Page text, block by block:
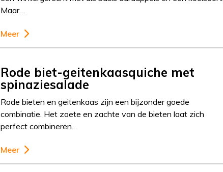
Maar…
Meer
Rode biet-geitenkaasquiche met
spinaziesalade
Rode bieten en geitenkaas zijn een bijzonder goede
combinatie. Het zoete en zachte van de bieten laat zich
perfect combineren…
Meer